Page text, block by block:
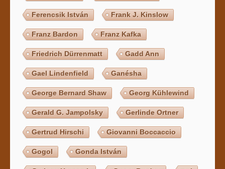
Ferencsik István Frank J. Kinslow
Franz Bardon Franz Kafka
Friedrich Dürrenmatt Gadd Ann
Gael Lindenfield Ganésha
George Bernard Shaw Georg Kühlewind
Gerald G. Jampolsky Gerlinde Ortner
Gertrud Hirschi Giovanni Boccaccio
Gogol Gonda István